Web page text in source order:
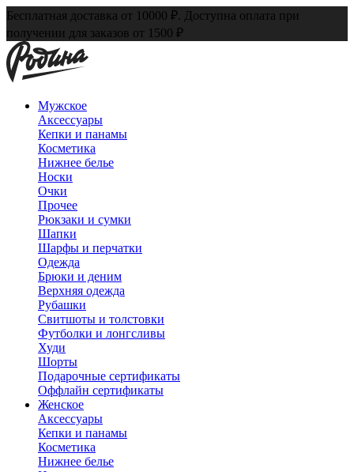
Бесплатная доставка от 10000 ₽. Доступна оплата при
получении для заказов от 1500 ₽
Мужское
Аксессуары
Кепки и панамы
Косметика
Нижнее белье
Носки
Очки
Прочее
Рюкзаки и сумки
Шапки
Шарфы и перчатки
Одежда
Брюки и деним
Верхняя одежда
Рубашки
Свитшоты и толстовки
Футболки и лонгсливы
Худи
Шорты
Подарочные сертификаты
Оффлайн сертификаты
Женское
Аксессуары
Кепки и панамы
Косметика
Нижнее белье